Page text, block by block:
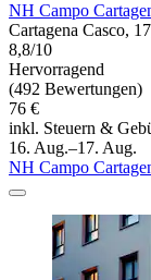
NH Campo
Cartagena Casco,
8,8/10
Hervorragend
(492 Bewertungen)
76 €
inkl. Steuern &
16. Aug.–17. Aug.
NH Campo